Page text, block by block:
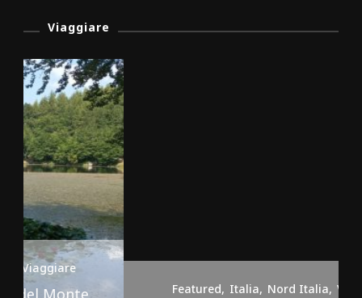
Viaggiare
Featured Nord Italia Viaggiare